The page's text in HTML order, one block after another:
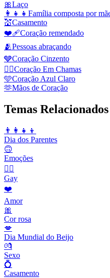
🎀Laço
👩‍👧‍👧 Família composta por
💒Casamento
❤️‍🩹Сoração remendado
🫂Pessoas abraçando
🩶Coração Cinzento
❤️‍🔥Coração Em Chamas
🩵Coração Azul Claro
🫶Mãos de Coração
Temas
👨‍👩‍👧‍👦
Dia dos Parentes
🙃
Emoções
🏳️‍🌈
Gay
❤️
Amor
🎀
Cor rosa
💋
Dia Mundial do Beijo
💏
Sexo
💍
Casamento